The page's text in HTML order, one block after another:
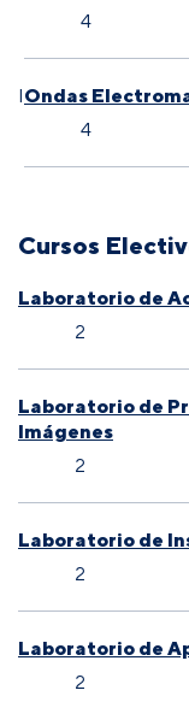
4
IOndas
4
Cursos
Laboratorio de
2
Laboratorio de
Imágenes
2
Laboratorio de
2
Laboratorio de
2